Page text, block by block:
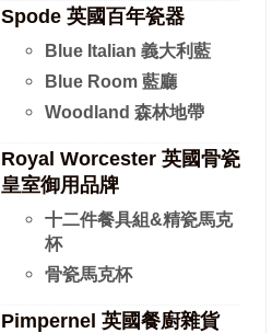
Spode 英國百年瓷器
Blue Italian 義大利藍
Blue Room 藍廳
Woodland 森林地帶
Royal Worcester 英國骨瓷
皇室御用品牌
十二件餐具組&精瓷馬克
杯
骨瓷馬克杯
Pimpernel 英國餐廚雜貨